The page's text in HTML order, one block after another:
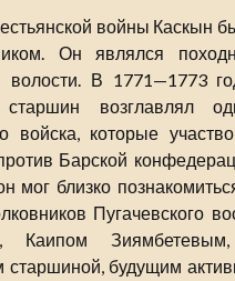
войны Каскын
Он являлся
волости. В 1771—1773
возглавлял
войска, которые
Барской
мог близко
Пугачевского
Каипом
старшиной, будущим